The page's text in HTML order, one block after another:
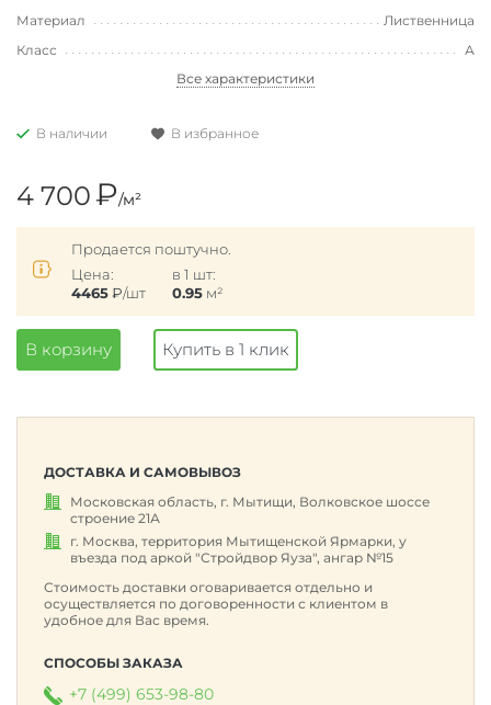
Материал
Лиственница
Класс
А
Все характеристики
В наличии В избранное
4 700₽/м²
Продается поштучно.
Цена:
4465 ₽/шт
в 1 шт:
0.95 м²
В корзину Купить в 1 клик
ДОСТАВКА И САМОВЫВОЗ
Московская область, г. Мытищи, Волковское шоссе
строение 21А
г. Москва, территория Мытищенской Ярмарки, у
въезда под аркой "Стройдвор Яуза", ангар №15
Стоимость доставки оговаривается отдельно и
осуществляется по договоренности с клиентом в
удобное для Вас время.
СПОСОБЫ ЗАКАЗА
+7 (499) 653-98-80